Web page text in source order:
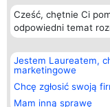
Cześć, chętnie Ci
odpowiedni temat
Jestem Laureatem,
marketingowe
Chcę zgłosić swoją
Mam inną sprawę
Organizator plebiscytu
Bright Side Solutions sp. z o.
o. sp. k.
ul. Ruska 22
Wrocław 50-079
KRS 0000749100 | Regon